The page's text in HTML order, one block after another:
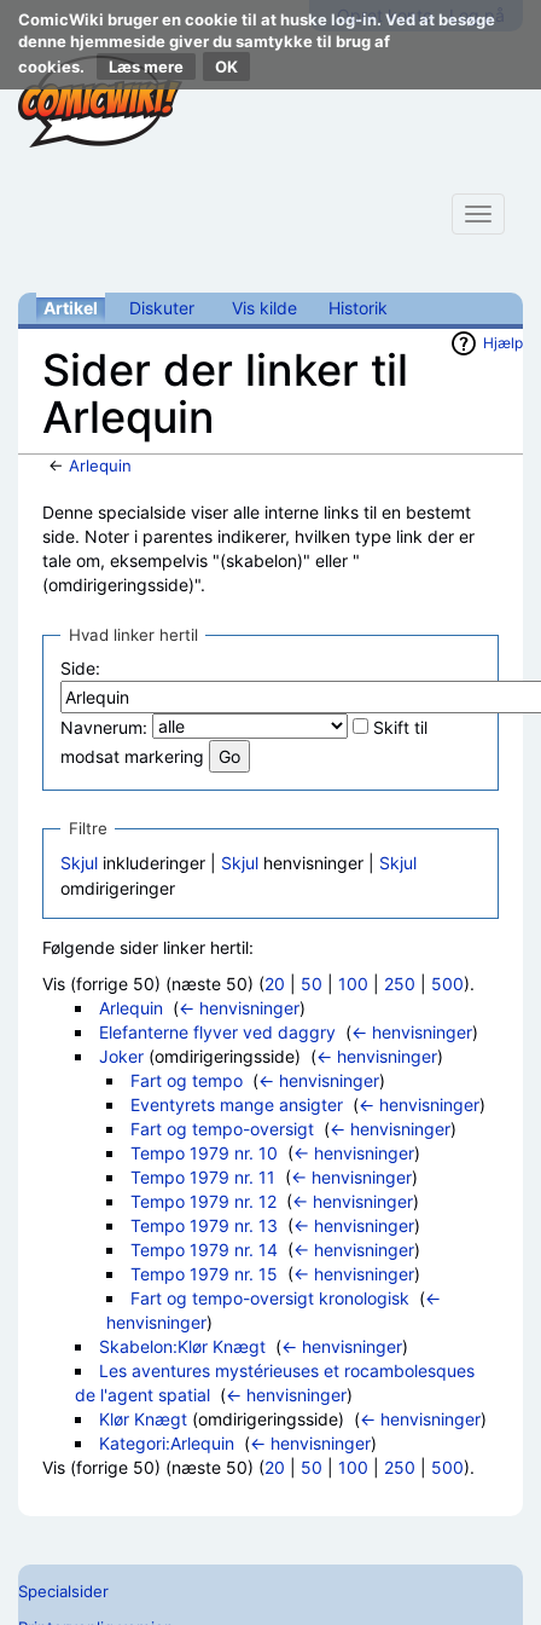
ComicWiki bruger en cookie til at huske log-in. Ved at besøge
denne hjemmeside giver du samtykke til brug af
cookies.
Læs mere
Opret konto Log på
Toggle
Artikel Diskuter Vis kilde Historik
Hjælp
Sider der linker til
Arlequin
← Arlequin
Denne specialside viser alle interne links til en bestemt
side. Noter i parentes indikerer, hvilken type link der er
tale om, eksempelvis "(skabelon)" eller "
(omdirigeringsside)".
Hvad linker hertil
Side:
Navnerum:
Skift til
modsat markering
Filtre
Skjul inkluderinger | Skjul henvisninger | Skjul
omdirigeringer
Følgende sider linker hertil:
Vis (forrige 50) (næste 50) (20 50 100 250 500).
Arlequin‎ (← henvisninger)
Elefanterne flyver ved daggry‎ (← henvisninger)
Joker(omdirigeringsside) ‎ (← henvisninger)
Fart og tempo (← henvisninger)
Eventyrets mange ansigter (← henvisninger)
Fart og tempo-oversigt (← henvisninger)
Tempo 1979 nr. 10 (← henvisninger)
Tempo 1979 nr. 11
(← henvisninger)
Tempo 1979 nr. 12 (← henvisninger)
Tempo 1979 nr. 13 (← henvisninger)
Tempo 1979 nr. 14 (← henvisninger)
Tempo 1979 nr. 15 (← henvisninger)
Fart og tempo-oversigt kronologisk (←
henvisninger)
Skabelon:Klør Knægt‎ (← henvisninger)
Les aventures mystérieuses et rocambolesques
de l'agent spatial‎ (← henvisninger)
Klør Knægt(omdirigeringsside) ‎ (← henvisninger)
Kategori:Arlequin‎ (← henvisninger)
Vis (forrige 50) (næste 50) (20 50 100 250 500).
Specialsider